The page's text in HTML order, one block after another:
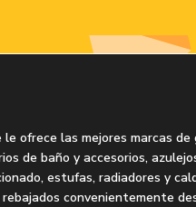
ofrece las mejores marcas de
de baño y accesorios,
estufas, radiadores y
convenientemente